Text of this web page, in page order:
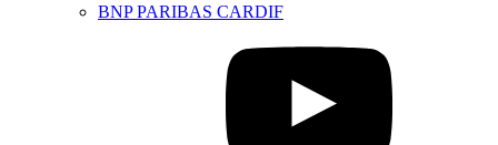
BNP PARIBAS CARDIF